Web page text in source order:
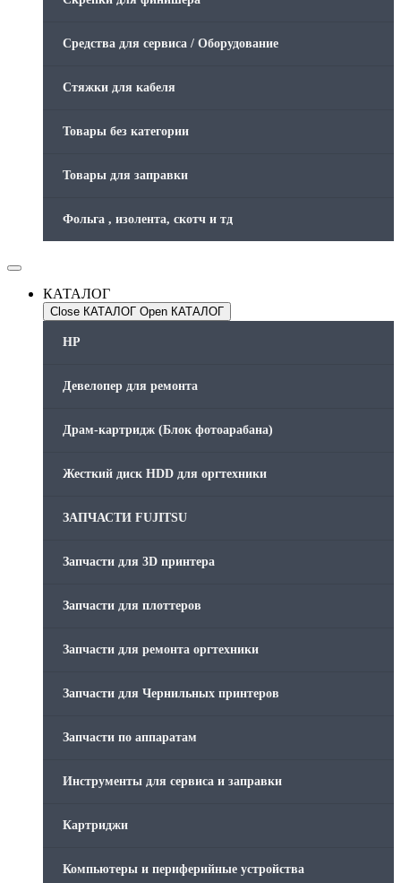
Средства для сервиса / Оборудование
Стяжки для кабеля
Товары без категории
Товары для заправки
Фольга , изолента, скотч и тд
КАТАЛОГ
Close КАТАЛОГ Open КАТАЛОГ
HP
Девелопер для ремонта
Драм-картридж (Блок фотоарабана)
Жесткий диск HDD для оргтехники
ЗАПЧАСТИ FUJITSU
Запчасти для 3D принтера
Запчасти для плоттеров
Запчасти для ремонта оргтехники
Запчасти для Чернильных принтеров
Запчасти по аппаратам
Инструменты для сервиса и заправки
Картриджи
Компьютеры и периферийные устройства